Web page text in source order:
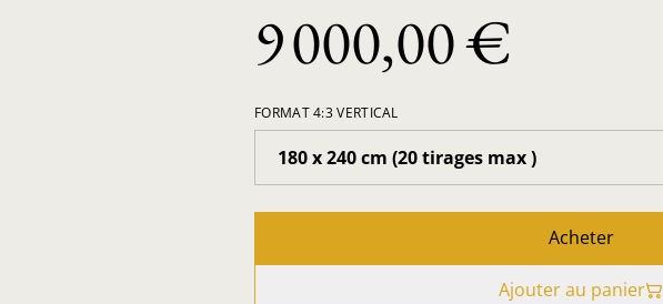
9 000,00 €
FORMAT 4:3 VERTICAL
Acheter
Ajouter au panier